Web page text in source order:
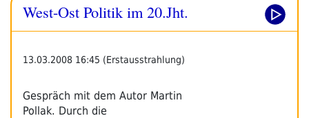
West-Ost Politik im 20.Jht.
13.03.2008 16:45 (Erstausstrahlung)
Gespräch mit dem Autor Martin
Pollak. Durch die